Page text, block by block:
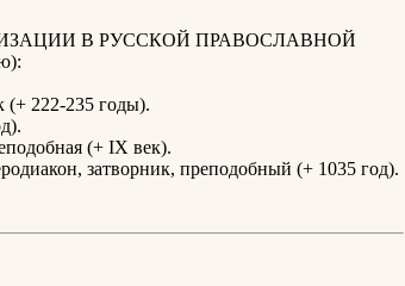
В РУССКОЙ ПРАВОСЛАВНОЙ
(+ 222-235 годы).
(+ IX век).
затворник, преподобный (+ 1035 год).